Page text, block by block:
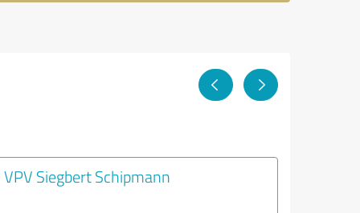
VPV Siegbert Schipmann